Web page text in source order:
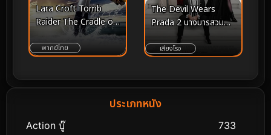
Lara Croft Tomb
Raider The Cradle of
Life ลาร่า ครอฟท์ ทูม
เรเดอร์ กู้วิกฤตล่ากล่อง
พากย์ไทย
The Devil Wears
Prada 2 นางมารสวม
ปราด้า 2 (2026)
เสียงโรง
ประเภทหนัง
Action บู๊ 733